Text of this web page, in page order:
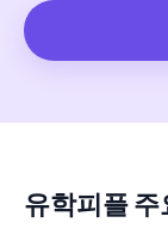
유학피플 주